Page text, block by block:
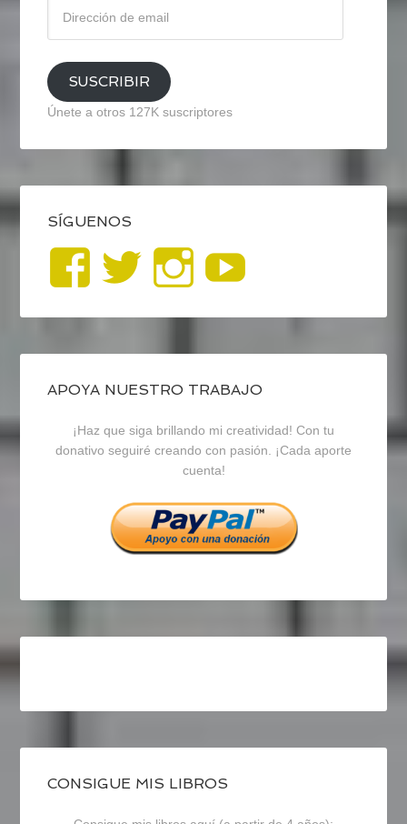
email
SUSCRIBIR
Únete a otros 127K suscriptores
SÍGUENOS
Ver
perfil
de
blogrecursosep
en
Facebook
Ver
perfil
de
recursosep
en
Twitter
Ver
perfil
de
recursosep
en
Instagram
APOYA NUESTRO TRABAJO
¡Haz que siga brillando mi creatividad! Con tu
donativo seguiré creando con pasión. ¡Cada aporte
cuenta!
CONSIGUE MIS LIBROS